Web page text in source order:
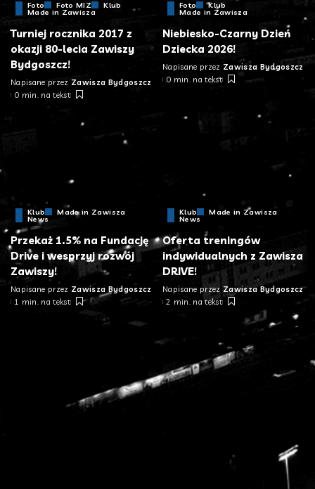
Foto Foto MIZ Klub
Made in Zawisza
Turniej rocznika 2017 z
okazji 80-lecia Zawiszy
Bydgoszcz!
Napisane przez Zawisza Bydgoszcz
0 min. na tekst
Foto Klub
Made in Zawisza
Niebiesko-Czarny Dzień
Dziecka 2026!
Napisane przez Zawisza Bydgoszcz
0 min. na tekst
Klub Made in Zawisza
News
Przekaż 1.5% na Fundację
Drive i wesprzyj rozwój
Zawiszy!
Napisane przez Zawisza Bydgoszcz
1 min. na tekst
Klub Made in Zawisza
News
Oferta treningów
indywidualnych z Zawisza
DRIVE!
Napisane przez Zawisza Bydgoszcz
2 min. na tekst